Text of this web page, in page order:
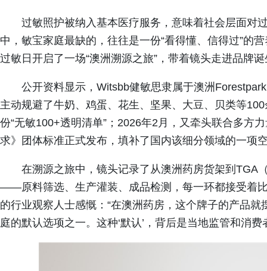
过敏照护被纳入基本医疗服务，意味着社会层面对
中，敏宝家庭最缺的，往往是一份“看得懂、信得过”的
过敏日开启了一场“澳洲溯源之旅”，带着镜头走进品牌
公开资料显示，Witsbb健敏思隶属于澳洲
主动规避了牛奶、鸡蛋、花生、坚果、大豆、贝类等
份“无敏100+透明清单”；2026年2月，又牵头联合多方
求》团体标准正式发布，填补了国内该细分领域的一项
在溯源之旅中，镜头记录了从澳洲药房货架到TGA
——原料筛选、生产灌装、成品检测，每一环都接受着
的行业观察人士感慨：“在澳洲药房，这个牌子的产品
庭的默认选项之一。这种‘默认’，背后是当地监管和消